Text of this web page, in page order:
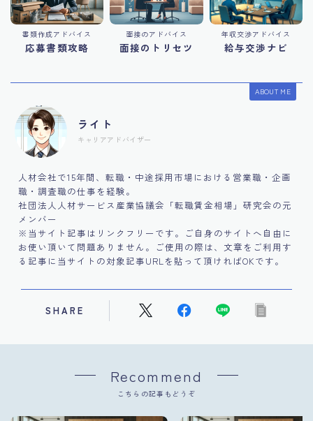
書類作成アドバイス
応募書類攻略
面接のアドバイス
面接のトリセツ
年収交渉アドバイス
給与交渉ナビ
ABOUT ME
ライト
キャリアアドバイザー
人材会社で15年間、転職・中途採用市場における営業職・企画
職・調査職の仕事を経験。
社団法人人材サービス産業協議会「転職賃金相場」研究会の元
メンバー
※当サイト記事はリンクフリーです。ご自身のサイトへ自由に
お使い頂いて問題ありません。ご使用の際は、文章をご利用す
る記事に当サイトの対象記事URLを貼って頂ければOKです。
SHARE
Recommend
こちらの記事もどうぞ